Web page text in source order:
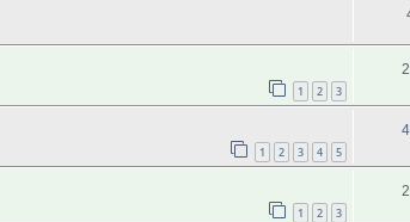
1 2 3
1 2 3 4 5
1 2 3